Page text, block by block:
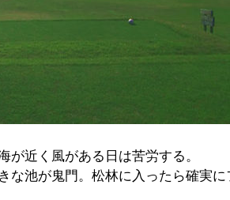
近く風がある日は苦労する。
な池が鬼門。松林に入ったら確実